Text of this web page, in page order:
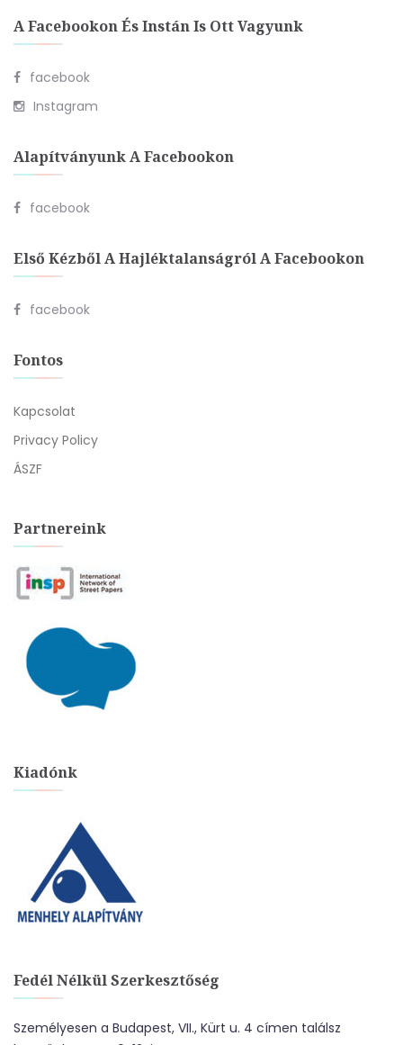
A Facebookon És Instán Is Ott Vagyunk
facebook
Instagram
Alapítványunk A Facebookon
facebook
Első Kézből A Hajléktalanságról A Facebookon
facebook
Fontos
Kapcsolat
Privacy Policy
ÁSZF
Partnereink
Kiadónk
Fedél Nélkül Szerkesztőség
Személyesen a Budapest, VII., Kürt u. 4 címen találsz